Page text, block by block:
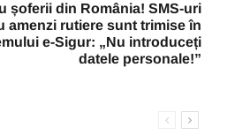
șoferii din România! SMS-uri
amenzi rutiere sunt trimise în
e-Sigur: „Nu introduceți
datele personale!”